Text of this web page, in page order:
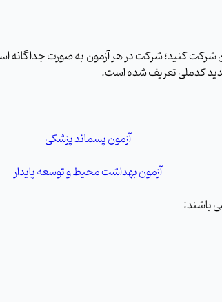
کنید؛ شرکت در هر آزمون به صورت جداگانه
جدید کدملی تعریف شده است.
آزمون پسماند پزشکی
آزمون بهداشت محیط و توسعه پایدار
باشند: